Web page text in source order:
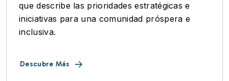
que describe las prioridades estratégicas e
iniciativas para una comunidad próspera e
inclusiva.
Descubre Más